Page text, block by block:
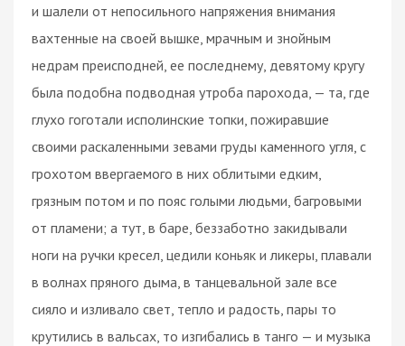
и шалели от непосильного напряжения внимания
вахтенные на своей вышке, мрачным и знойным
недрам преисподней, ее последнему, девятому кругу
была подобна подводная утроба парохода, — та, где
глухо гоготали исполинские топки, пожиравшие
своими раскаленными зевами груды каменного угля, с
грохотом ввергаемого в них облитыми едким,
грязным потом и по пояс голыми людьми, багровыми
от пламени; а тут, в баре, беззаботно закидывали
ноги на ручки кресел, цедили коньяк и ликеры, плавали
в волнах пряного дыма, в танцевальной зале все
сияло и изливало свет, тепло и радость, пары то
крутились в вальсах, то изгибались в танго — и музыка